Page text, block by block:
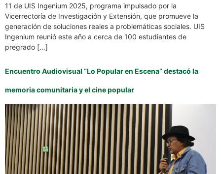
11 de UIS Ingenium 2025, programa impulsado por la
Vicerrectoría de Investigación y Extensión, que promueve la
generación de soluciones reales a problemáticas sociales. UIS
Ingenium reunió este año a cerca de 100 estudiantes de
pregrado […]
Encuentro Audiovisual “Lo Popular en Escena” destacó la
memoria comunitaria y el cine popular